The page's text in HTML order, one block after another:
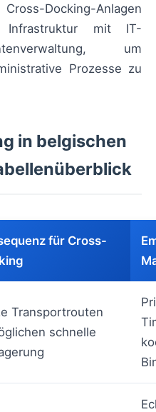
Docking-Anlagen
Infrastruktur mit IT-
um
Prozesse zu
in belgischen
für Cross-
Transportrouten
schnelle